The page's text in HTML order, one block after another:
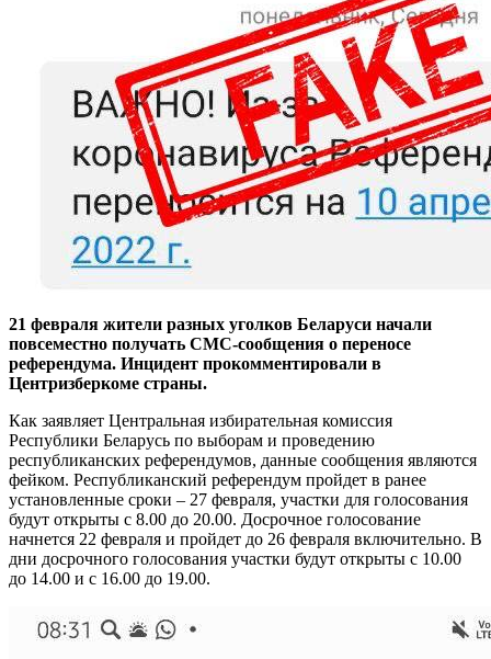
21 февраля жители разных уголков Беларуси начали
повсеместно получать СМС-сообщения о переносе
референдума. Инцидент прокомментировали в
Центризберкоме страны.
Как заявляет Центральная избирательная комиссия
Республики Беларусь по выборам и проведению
республиканских референдумов, данные сообщения являются
фейком. Республиканский референдум пройдет в ранее
установленные сроки – 27 февраля, участки для голосования
будут открыты с 8.00 до 20.00. Досрочное голосование
начнется 22 февраля и пройдет до 26 февраля включительно. В
дни досрочного голосования участки будут открыты с 10.00
до 14.00 и с 16.00 до 19.00.